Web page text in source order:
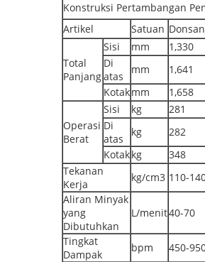
Konstruksi Pertambangan
Artikel
Satuan
Total
Panjang
Sisi mm 1,330
Di
atas
mm 1,641
Kotakmm 1,658
Operasi
Berat
Sisi kg 281
Di
atas
kg 282
Kotakkg 348
Tekanan
Kerja
kg/cm3 110-
Aliran Minyak
yang
Dibutuhkan
L/menit40-70
Tingkat
Dampak
bpm 450-